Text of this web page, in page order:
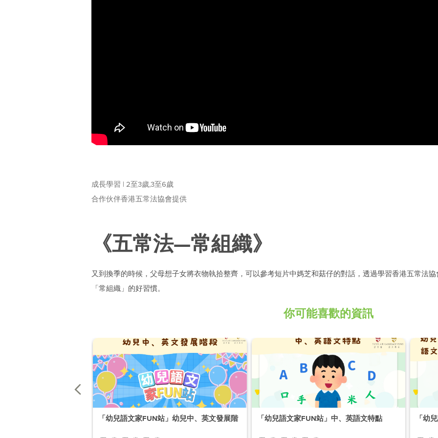
成長學習 | 2至3歲,3至6歲
合作伙伴香港五常法協會提供
《五常法—常組織》
又到換季的時候，父母想子女將衣物執拾整齊，可以參考短片中媽芝和菇仔的對話，透過學習香港五常法
「常組織」的好習慣。
你可能喜歡的資訊
「幼兒語文家FUN站」幼兒中、英文發展階 「幼兒語文家FUN站」中、英語文特點 「幼